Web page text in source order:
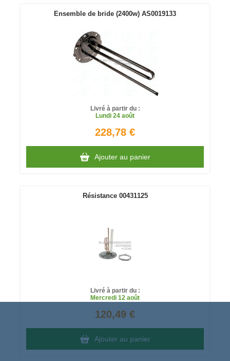
Ensemble de bride (2400w) AS0019133
Livré à partir du :
Lundi 24 août
228,78 €
Ajouter au panier
Résistance 00431125
Livré à partir du :
Mercredi 12 août
120,49 €
Ajouter au panier